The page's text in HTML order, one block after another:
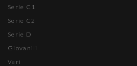
Serie C1
Serie C2
Serie D
Giovanili
Vari